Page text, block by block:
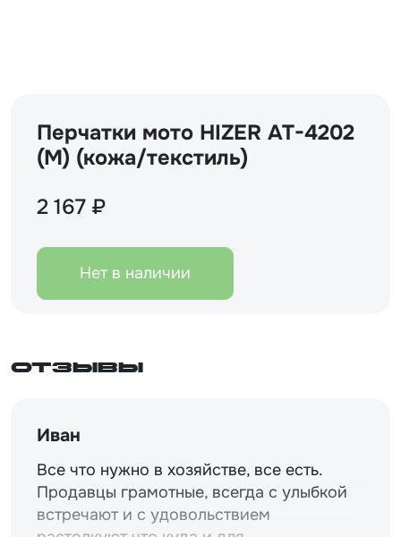
Перчатки мото HIZER AT-4202
(M) (кожа/текстиль)
2 167 ₽
Нет в наличии
Отзывы
Иван
Все что нужно в хозяйстве, все есть.
Продавцы грамотные, всегда с улыбкой
встречают и с удовольствием